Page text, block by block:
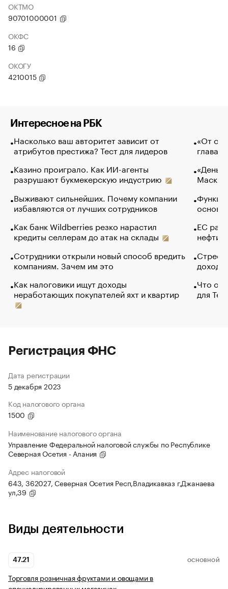
ОКТМО
90701000001
ОКФС
16
ОКОГУ
4210015
Интересное на РБК
Насколько ваш авторитет зависит от
атрибутов престижа? Тест для лидеров
Казино проиграло. Как ИИ-агенты
разрушают букмекерскую индустрию
Выживают сильнейших. Почему компании
избавляются от лучших сотрудников
Как банк Wildberries резко нарастил
кредиты селлерам до атак на склады
Сотрудники открыли новый способ вредить
компаниям. Зачем им это
Как налоговики ищут доходы
неработающих покупателей яхт и квартир
«От
глава
Маск в
основ
ЕС
нефти
Что
для
Регистрация ФНС
Дата регистрации
5 декабря 2023
Код налогового органа
1500
Наименование налогового органа
Управление Федеральной налоговой службы по Республике
Северная Осетия - Алания
Адрес налоговой
643, 362027, Северная Осетия Респ,Владикавказ г,Джанаева
ул,39
Виды деятельности
47.21 ОСНОВНОЙ
Торговля розничная фруктами и овощами в